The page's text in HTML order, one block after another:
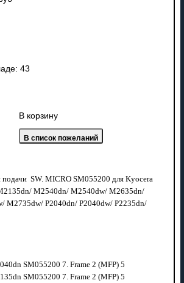
43
В корзину
подачи SW. MICRO SM055200 для Kyocera
M2540dn/ M2540dw/ M2635dn/
M2735dw/ P2040dn/ P2040dw/ P2235dn/
SM055200 7. Frame 2 (MFP) 5
SM055200 7. Frame 2 (MFP) 5